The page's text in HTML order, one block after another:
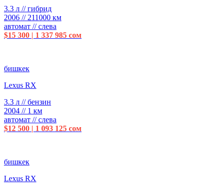
3.3 л // гибрид
2006 // 211000 км
автомат // слева
$15 300 | 1 337 985 сом
бишкек
Lexus RX
3.3 л // бензин
2004 // 1 км
автомат // слева
$12 500 | 1 093 125 сом
бишкек
Lexus RX